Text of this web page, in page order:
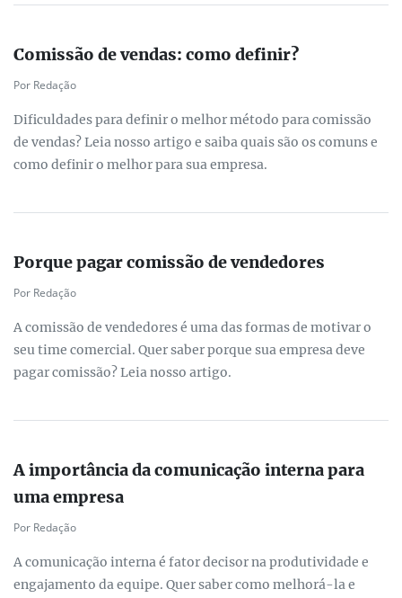
Comissão de vendas: como definir?
Por Redação
Dificuldades para definir o melhor método para comissão
de vendas? Leia nosso artigo e saiba quais são os comuns e
como definir o melhor para sua empresa.
Porque pagar comissão de vendedores
Por Redação
A comissão de vendedores é uma das formas de motivar o
seu time comercial. Quer saber porque sua empresa deve
pagar comissão? Leia nosso artigo.
A importância da comunicação interna para
uma empresa
Por Redação
A comunicação interna é fator decisor na produtividade e
engajamento da equipe. Quer saber como melhorá-la e